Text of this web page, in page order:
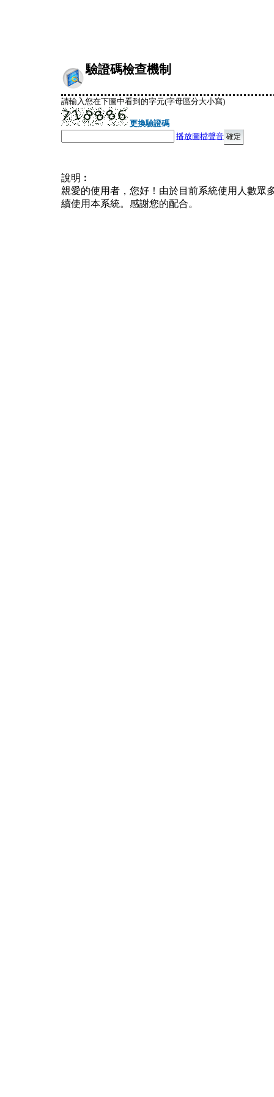
驗證碼檢查機制
請輸入您在下圖中看到的字元(字母區分大小寫)
更換驗證碼
播放圖檔聲音
說明︰
親愛的使用者，您好！由於目前系統使用人數眾
續使用本系統。感謝您的配合。